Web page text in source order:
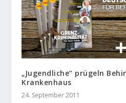
„Jugendliche“ prügeln
Krankenhaus
24. September 2011